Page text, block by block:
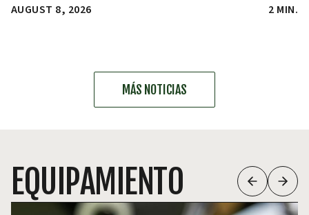
AUGUST 8, 2026 2 MIN.
MÁS NOTICIAS
EQUIPAMIENTO